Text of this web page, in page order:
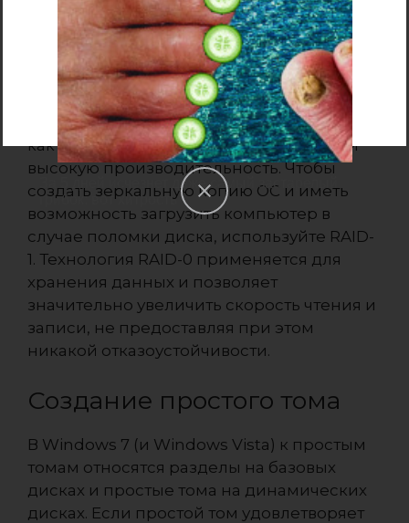
полезный объем составит 400 Гб. Для
четырех дисков по 200 Гб полезный объем
составит 600 Гб и т.д. На томе RAID-5
нельзя хранить системную информацию и
ОС. Обычно, технология RAID-5
применяется для хранения данных, так
как она обеспечивает защиту от сбоев и
высокую производительность. Чтобы
создать зеркальную копию ОС и иметь
возможность загрузить компьютер в
случае поломки диска, используйте RAID-
1. Технология RAID-0 применяется для
хранения данных и позволяет
значительно увеличить скорость чтения и
записи, не предоставляя при этом
никакой отказоустойчивости.
Создание простого тома
В Windows 7 (и Windows Vista) к простым
томам относятся разделы на базовых
дисках и простые тома на динамических
дисках. Если простой том удовлетворяет
За 5 дней исчезнет даже самый застарелый
грибок: вот хитрость